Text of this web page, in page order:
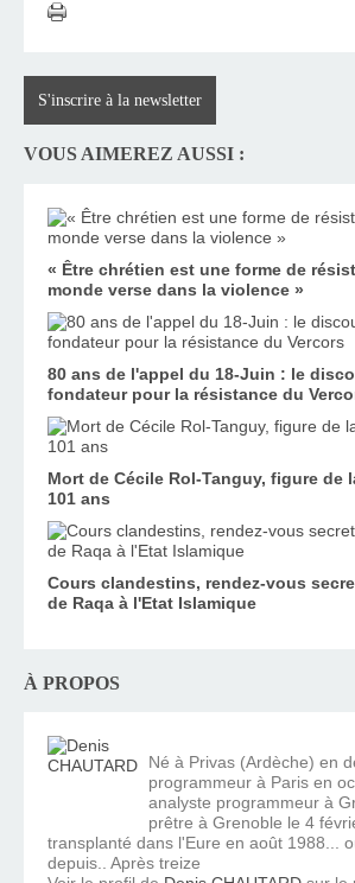
S'inscrire à la newsletter
VOUS AIMEREZ AUSSI :
« Être chrétien est une forme de
monde verse dans la violence »
80 ans de l'appel du 18-Juin : le
fondateur pour la résistance du
Mort de Cécile Rol-Tanguy, figure de
101 ans
Cours clandestins, rendez-vous
de Raqa à l'Etat Islamique
À PROPOS
Né à Privas (Ardèche) en
programmeur à Paris en
analyste programmeur à
prêtre à Grenoble le 4
transplanté dans l'Eure en août 1988...
depuis.. Après treize